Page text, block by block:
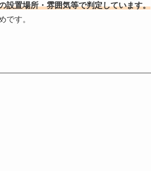
設置場所・雰囲気等で判定しています。
です。